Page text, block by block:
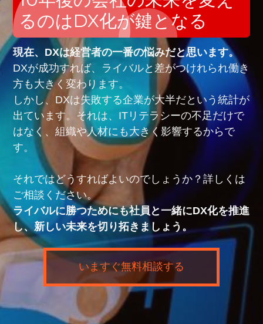
るのはDX化が鍵となる
現在、DXは経営者の一番の悩みだと思います。
DXが成功すれば、ライバルと差がつけれられ働き
方も大きく変わります。
しかし、DXは失敗する企業が大半だという統計が
出ています。それは、ITリテラシーの不足だけで
はなく、組織や人材にも大きく影響するからで
す。
それではどうすればよいのでしょうか？詳しくは
ご相談ください。
ライバルに勝つためにも社員と一緒にDX化を推進
し、新しい未来を切り拓きましょう。
いますぐ無料相談する